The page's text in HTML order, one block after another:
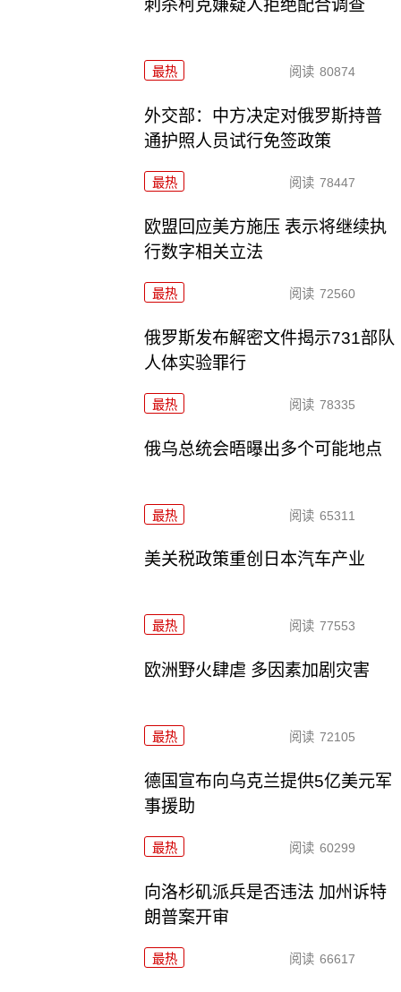
刺杀柯克嫌疑人拒绝配合调查
最热 阅读 80874
外交部：中方决定对俄罗斯持普
通护照人员试行免签政策
最热 阅读 78447
欧盟回应美方施压 表示将继续执
行数字相关立法
最热 阅读 72560
俄罗斯发布解密文件揭示731部队
人体实验罪行
最热 阅读 78335
俄乌总统会晤曝出多个可能地点
最热 阅读 65311
美关税政策重创日本汽车产业
最热 阅读 77553
欧洲野火肆虐 多因素加剧灾害
最热 阅读 72105
德国宣布向乌克兰提供5亿美元军
事援助
最热 阅读 60299
向洛杉矶派兵是否违法 加州诉特
朗普案开审
最热 阅读 66617